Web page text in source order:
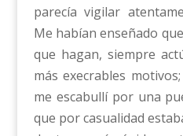
parecía vigilar
Me habían enseñado
que hagan, siempre
más execrables
me escabullí por una
que por casualidad